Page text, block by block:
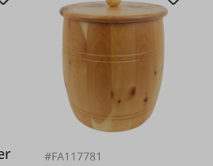
#FA117781